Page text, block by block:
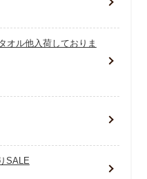
オル他入荷しておりま
SALE